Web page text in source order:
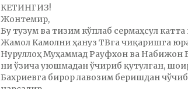
КЕТИНГИЗ!
Жонтемир,
Бу тузум ва тизим кўплаб сермаҳсул
Жамол Камолни ҳануз ТВга чиқаришга
Нуруллоҳ Муҳаммад Рауфхон ва Набижон
ни ўзича уюшмадан ўчириб қутулган,
Бахриевга бирор лавозим беришдан